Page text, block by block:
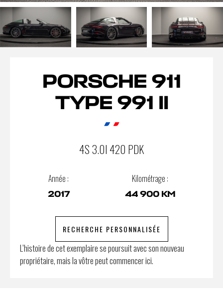
PORSCHE 911
TYPE 991 II
4S 3.0I 420 PDK
Année :
2017
Kilométrage :
44 900 KM
RECHERCHE PERSONNALISÉE
L’histoire de cet exemplaire se poursuit avec son nouveau
propriétaire, mais la vôtre peut commencer ici.